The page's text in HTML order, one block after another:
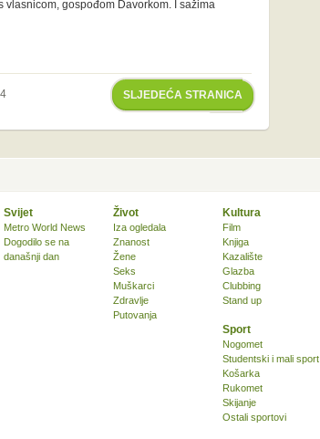
gospođom Davorkom. I sažima
SLJEDEĆA STRANICA
Svijet
Metro World News
Dogodilo se na
današnji dan
Život
Iza ogledala
Znanost
Žene
Seks
Muškarci
Zdravlje
Putovanja
Kultura
Film
Knjiga
Kazalište
Glazba
Clubbing
Stand up
Sport
Nogomet
Studentski i mali sport
Košarka
Rukomet
Skijanje
Ostali sportovi